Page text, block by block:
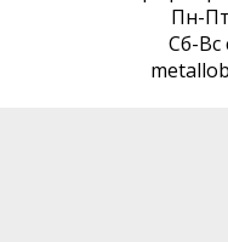
Пн-
Сб-Вс